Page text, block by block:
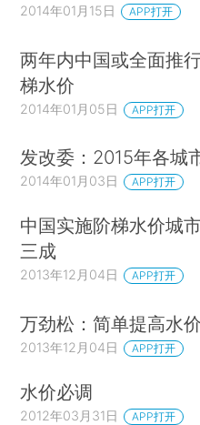
2014年01月15日 APP打开
两年内中国或全面推
梯水价
2014年01月05日 APP打开
发改委：2015年各城
2014年01月03日 APP打开
中国实施阶梯水价城
三成
2013年12月04日 APP打开
万劲松：简单提高水
2013年12月04日 APP打开
水价必调
2012年03月31日 APP打开